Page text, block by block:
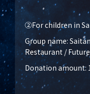
②For children in
Group name:
Restaurant /
Donation amount: